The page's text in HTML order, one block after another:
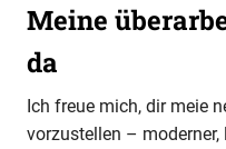
Meine
da
Ich freue mich, dir meie
vorzustellen –